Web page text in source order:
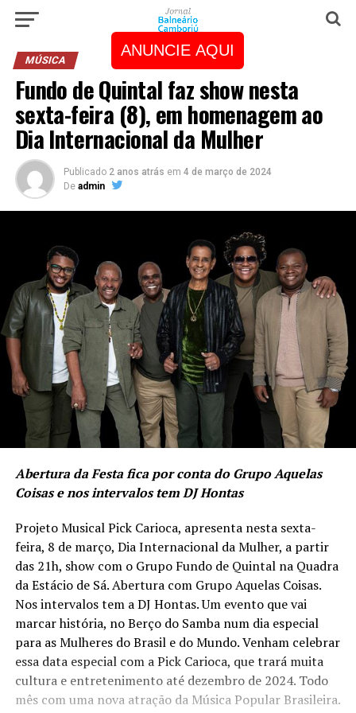
ANUNCIE AQUI
MÚSICA
Fundo de Quintal faz show nesta
sexta-feira (8), em homenagem ao
Dia Internacional da Mulher
Publicado 2 anos atrás em 4 de março de 2024
De admin
Abertura da Festa fica por conta do Grupo Aquelas
Coisas e nos intervalos tem DJ Hontas
Projeto Musical Pick Carioca, apresenta nesta sexta-
feira, 8 de março, Dia Internacional da Mulher, a partir
das 21h, show com o Grupo Fundo de Quintal na Quadra
da Estácio de Sá. Abertura com Grupo Aquelas Coisas.
Nos intervalos tem a DJ Hontas. Um evento que vai
marcar história, no Berço do Samba num dia especial
para as Mulheres do Brasil e do Mundo. Venham celebrar
essa data especial com a Pick Carioca, que trará muita
cultura e entretenimento até dezembro de 2024. Todo
mês com uma nova atração da Música Popular Brasileira.